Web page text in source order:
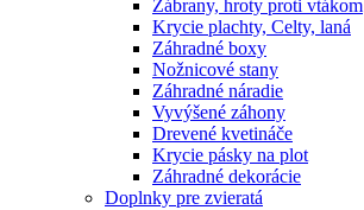
Zábrany, hroty proti vtákom
Krycie plachty, Celty, laná
Záhradné boxy
Nožnicové stany
Záhradné náradie
Vyvýšené záhony
Drevené kvetináče
Krycie pásky na plot
Záhradné dekorácie
Doplnky pre zvieratá